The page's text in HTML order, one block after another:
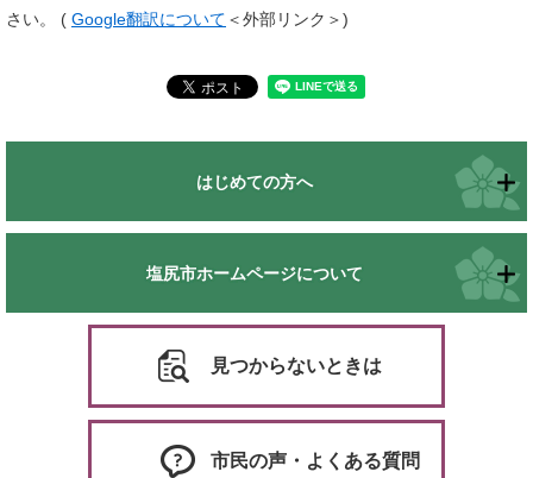
さい。 ( Google翻訳について ＜外部リンク＞)
はじめての方へ
塩尻市ホームページについて
見つからないときは
市民の声・よくある質問